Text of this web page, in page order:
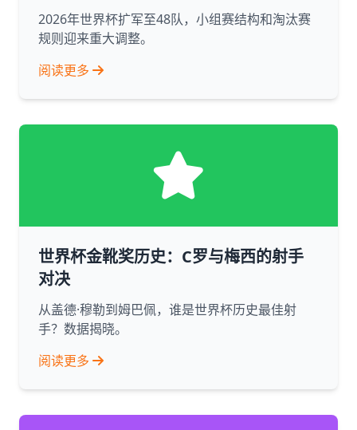
2026年世界杯扩军至48队，小组赛结构和淘汰赛
规则迎来重大调整。
阅读更多
世界杯金靴奖历史：C罗与梅西的射手
对决
从盖德·穆勒到姆巴佩，谁是世界杯历史最佳射
手？数据揭晓。
阅读更多